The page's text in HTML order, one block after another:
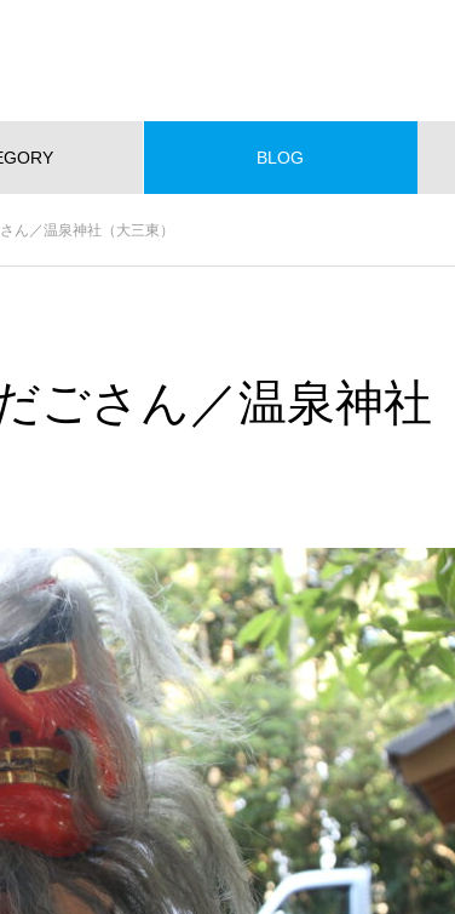
BLOG
ショッピング
KOMACHI」
ランJaillir
【NEW OPEN】学びも仕事
かどる、島原の新たなワーク
レイス「コワーキングスペー
NODE島原店」
【NEW OPEN】英語が好き
】たいやきが主役。
【NEW OPEN】
愛隣会 ホース
国見高校生が多比良小学校の子
もたちと体力テスト！
【NEW OPEN】気ままに泊ま
宿『城』
ん／温泉神社（大三東）
ごさん／温泉神社